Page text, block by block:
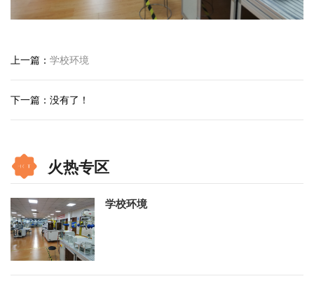
上一篇： 学校环境
下一篇：没有了！
火热专区
学校环境